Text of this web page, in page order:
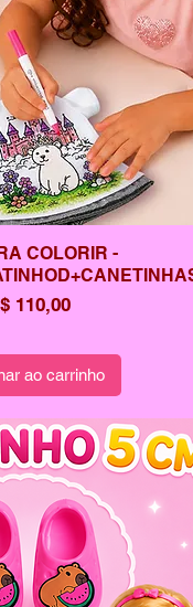
COLORIR -
110,00
ao carrinho